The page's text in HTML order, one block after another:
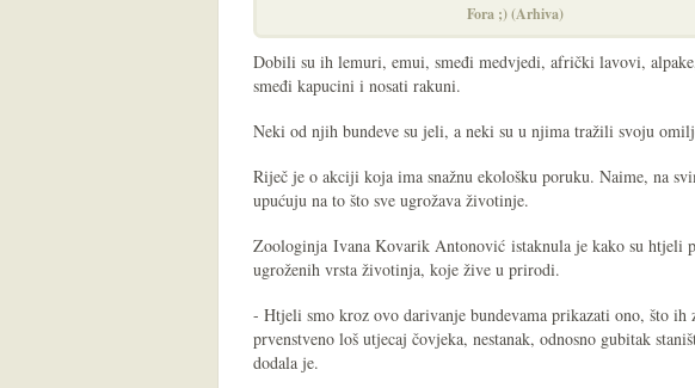
Fora ;) (Arhiva)
Dobili su ih lemuri, emui, smeđi medvjedi, afrički lavovi,
smeđi kapucini i nosati rakuni.
Neki od njih bundeve su jeli, a neki su u njima tražili svoju
Riječ je o akciji koja ima snažnu ekološku poruku. Naime, na
upućuju na to što sve ugrožava životinje.
Zoologinja Ivana Kovarik Antonović istaknula je kako su htjeli
ugroženih vrsta životinja, koje žive u prirodi.
- Htjeli smo kroz ovo darivanje bundevama prikazati ono, što
prvenstveno loš utjecaj čovjeka, nestanak, odnosno gubitak
dodala je.